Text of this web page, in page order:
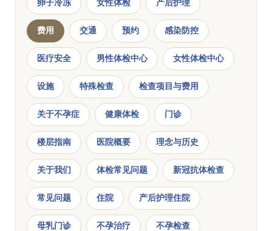
卵子冷冻 女性体检 产后护理
费用 交通 预约 感染防控
医疗安全 男性体检中心 女性体检中心
设施 特殊检查 检查项目与费用
关于不孕症 健康体检 门诊
楼层指南 医院概要 理念与历史
关于我们 体检常见问题 新冠抗体检查
常见问题 住院 产后护理住院
母乳门诊 不孕治疗 不孕检查